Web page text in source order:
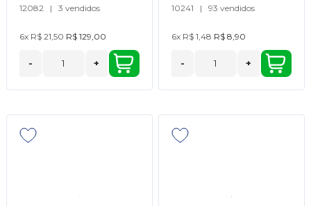
12082 | 3 vendidos
6x R$ 21,50 R$ 129,00
- +
10241 | 93 vendidos
6x R$ 1,48 R$ 8,90
- +